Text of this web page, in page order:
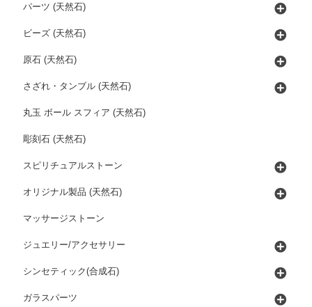
パーツ (天然石)
ビーズ (天然石)
原石 (天然石)
さざれ・タンブル (天然石)
丸玉 ボール スフィア (天然石)
彫刻石 (天然石)
スピリチュアルストーン
オリジナル製品 (天然石)
マッサージストーン
ジュエリー/アクセサリー
シンセティック(合成石)
ガラスパーツ